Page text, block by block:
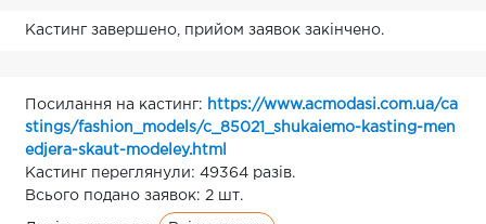
Кастинг завершено, прийом заявок закінчено.
Посилання на кастинг: https://www.acmodasi.com.ua/ca
stings/fashion_models/c_85021_shukaiemo-kasting-men
edjera-skaut-modeley.html
Кастинг переглянули: 49364 разів.
Всього подано заявок: 2 шт.